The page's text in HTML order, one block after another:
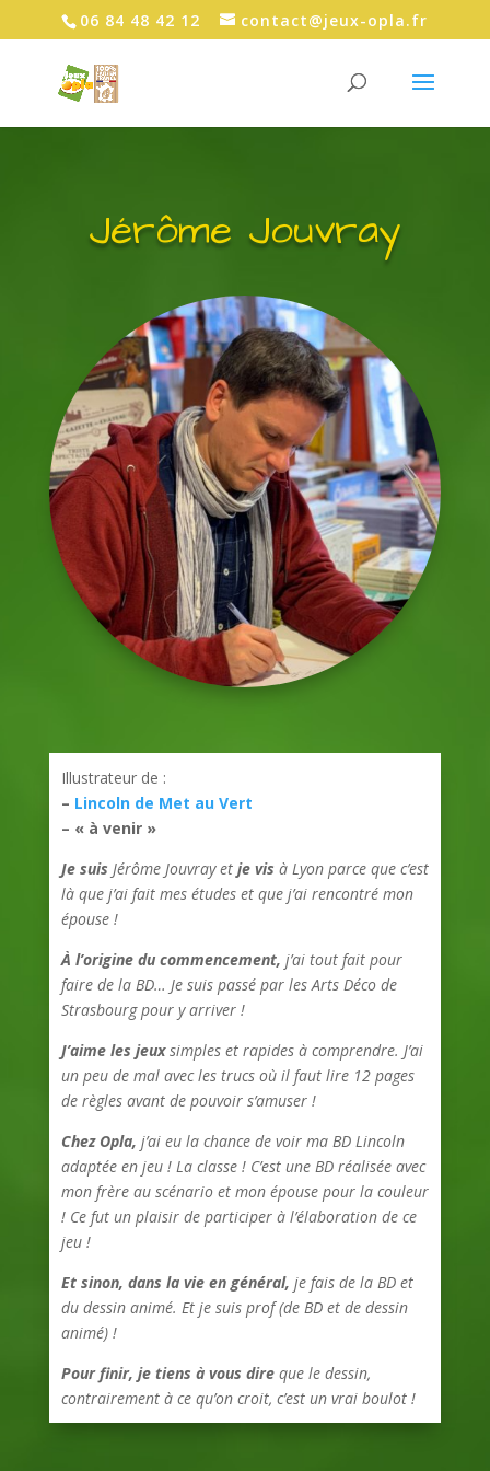
06 84 48 42 12 contact@jeux-opla.fr
Jérôme Jouvray
Illustrateur de :
– Lincoln de Met au Vert
– « à venir »
Je suis Jérôme Jouvray etje vis à Lyon parce que c’est
là que j’ai fait mes études et que j’ai rencontré mon
épouse !
À l’origine du commencement, j’ai tout fait pour
faire de la BD… Je suis passé par les Arts Déco de
Strasbourg pour y arriver !
J’aime les jeuxsimples et rapides à comprendre. J’ai
un peu de mal avec les trucs où il faut lire 12 pages
de règles avant de pouvoir s’amuser !
Chez Opla, j’ai eu la chance de voir ma BD Lincoln
adaptée en jeu ! La classe ! C’est une BD réalisée avec
mon frère au scénario et mon épouse pour la couleur
! Ce fut un plaisir de participer à l’élaboration de ce
jeu !
Et sinon, dans la vie en général, je fais de la BD et
du dessin animé. Et je suis prof (de BD et de dessin
animé) !
Pour finir, je tiens à vous dire que le dessin,
contrairement à ce qu’on croit, c’est un vrai boulot !